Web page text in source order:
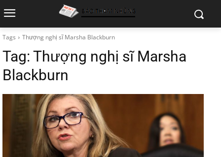
Tags Thượng nghị sĩ Marsha Blackburn
Tag: Thượng nghị sĩ Marsha
Blackburn